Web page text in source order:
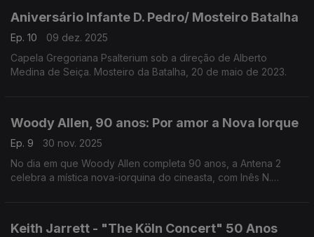
Aniversário Infante D. Pedro/ Mosteiro Batalha
Ep. 10
09 dez. 2025
Capela Gregoriana Psalterium sob a direção de Alberto
Medina de Seiça. Mosteiro da Batalha, 20 de maio de 2023.
Woody Allen, 90 anos: Por amor a Nova Iorque
Ep. 9
30 nov. 2025
No dia em que Woody Allen completa 90 anos, a Antena 2
celebra a mística nova-iorquina do cineasta, com Inês N.
Keith Jarrett - "The Köln Concert" 50 Anos